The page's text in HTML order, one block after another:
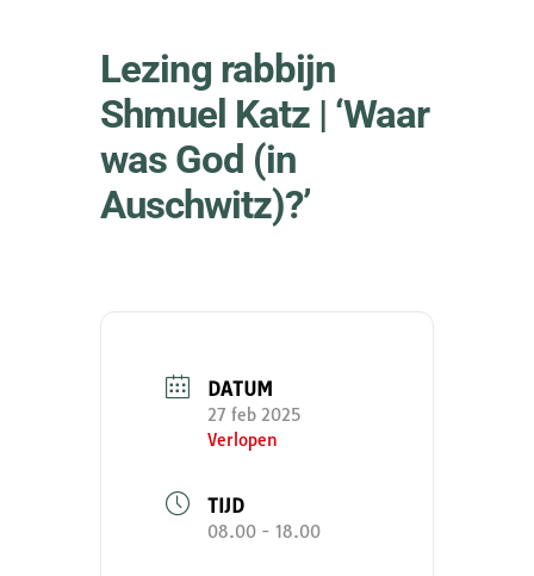
Lezing rabbijn
Shmuel Katz | ‘Waar
was God (in
Auschwitz)?’
DATUM
27 feb 2025
Verlopen
TIJD
08.00 - 18.00